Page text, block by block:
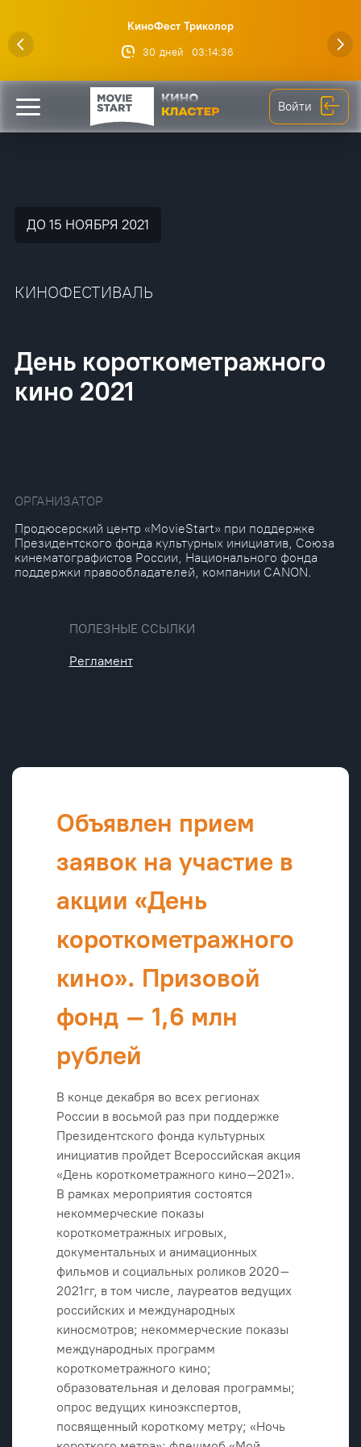
КиноФест Триколор
30 дней 03:14:36
Войти
ДО 15 НОЯБРЯ 2021
КИНОФЕСТИВАЛЬ
День короткометражного
кино 2021
ОРГАНИЗАТОР
Продюсерский центр «MovieStart» при поддержке
Президентского фонда культурных инициатив, Союза
кинематографистов России, Национального фонда
поддержки правообладателей, компании CANON.
ПОЛЕЗНЫЕ ССЫЛКИ
Регламент
Объявлен прием
заявок на участие в
акции «День
короткометражного
кино». Призовой
фонд – 1,6 млн
рублей
В конце декабря во всех регионах
России в восьмой раз при поддержке
Президентского фонда культурных
инициатив пройдет Всероссийская акция
«День короткометражного кино–2021».
В рамках мероприятия состоятся
некоммерческие показы
короткометражных игровых,
документальных и анимационных
фильмов и социальных роликов 2020–
2021гг, в том числе, лауреатов ведущих
российских и международных
киносмотров; некоммерческие показы
международных программ
короткометражного кино;
образовательная и деловая программы;
опрос ведущих киноэкспертов,
посвященный короткому метру; «Ночь